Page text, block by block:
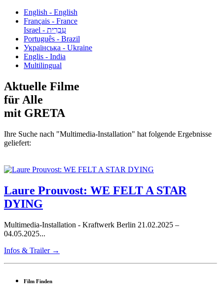
English - English
Français - France
עִבְרִית - Israel
Português - Brazil
Українська - Ukraine
Englis - India
Multilingual
Aktuelle Filme
für Alle
mit GRETA
Ihre Suche nach "Multimedia-Installation" hat folgende Ergebnisse
geliefert:
Laure Prouvost: WE FELT A STAR
DYING
Multimedia-Installation - Kraftwerk Berlin 21.02.2025 –
04.05.2025...
Infos & Trailer →
Film Finden